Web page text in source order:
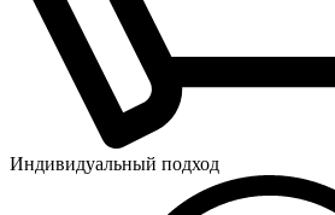
Индивидуальный подход